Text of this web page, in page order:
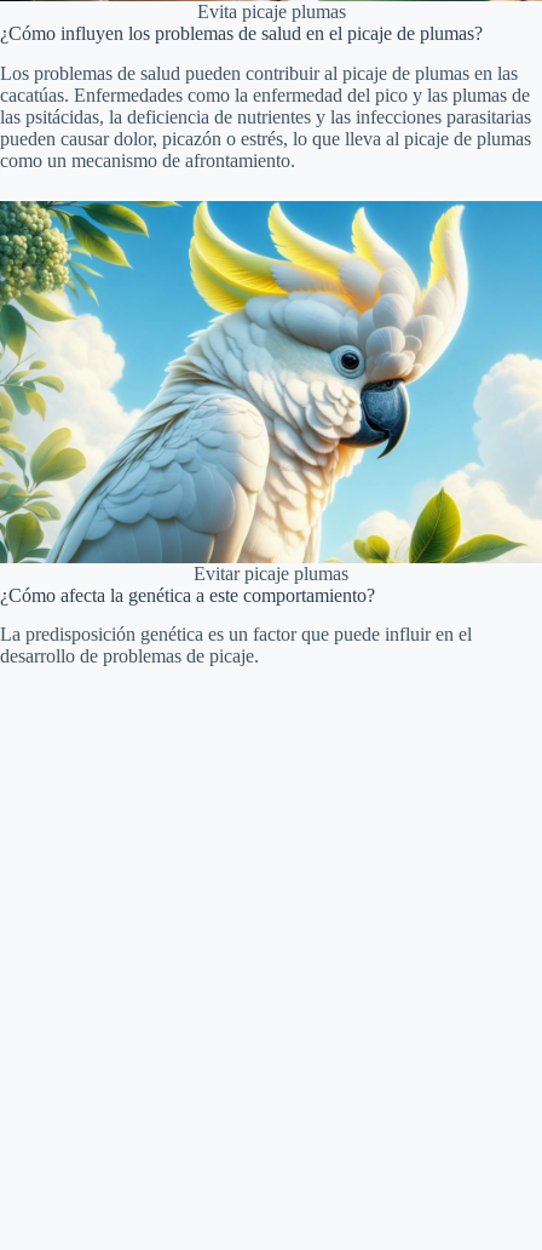
Evita picaje plumas
¿Cómo influyen los problemas de salud en el picaje de plumas?
Los problemas de salud pueden contribuir al picaje de plumas en las
cacatúas. Enfermedades como la enfermedad del pico y las plumas de
las psitácidas, la deficiencia de nutrientes y las infecciones parasitarias
pueden causar dolor, picazón o estrés, lo que lleva al picaje de plumas
como un mecanismo de afrontamiento.
Evitar picaje plumas
¿Cómo afecta la genética a este comportamiento?
La predisposición genética es un factor que puede influir en el
desarrollo de problemas de picaje.